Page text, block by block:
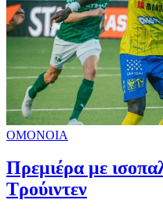
ΟΜΟΝΟΙΑ
Πρεμιέρα με
Τρούιντεν